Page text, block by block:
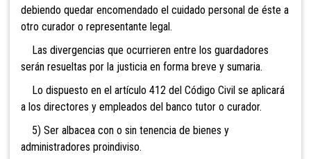
debiendo quedar encomendado el cuidado personal de éste a
otro curador o representante legal.
Las divergencias que ocurrieren entre los guardadores
serán resueltas por la justicia en forma breve y sumaria.
Lo dispuesto en el artículo 412 del Código Civil se aplicará
a los directores y empleados del banco tutor o curador.
5) Ser albacea con o sin tenencia de bienes y
administradores proindiviso.